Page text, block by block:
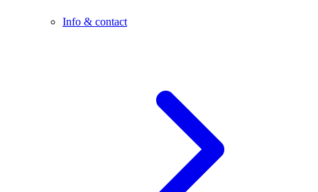
Info & contact